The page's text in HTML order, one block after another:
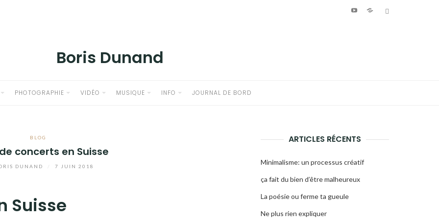
YoutubePatreon
Boris Dunand
PHOTOGRAPHIE VIDÉO MUSIQUE INFO JOURNAL DE BORD
BLOG
concerts en Suisse
DUNAND 7 JUIN 2018
Suisse
ARTICLES RÉCENTS
Minimalisme: un processus créatif
ça fait du bien d’être malheureux
La poésie ou ferme ta gueule
Ne plus rien expliquer